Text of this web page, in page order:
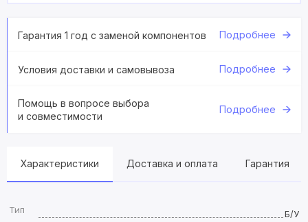
Гарантия 1 год с заменой компонентов Подробнее
Условия доставки и самовывоза Подробнее
Помощь в вопросе выбора
и совместимости
Подробнее
Характеристики Доставка и оплата Гарантия
Тип
Б/У